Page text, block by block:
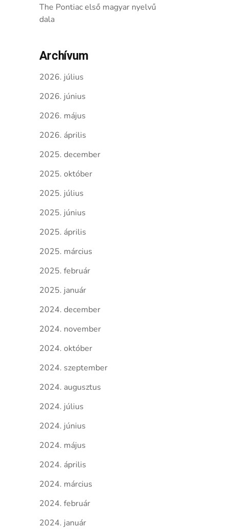
The Pontiac első magyar nyelvű
dala
Archívum
2026. július
2026. június
2026. május
2026. április
2025. december
2025. október
2025. július
2025. június
2025. április
2025. március
2025. február
2025. január
2024. december
2024. november
2024. október
2024. szeptember
2024. augusztus
2024. július
2024. június
2024. május
2024. április
2024. március
2024. február
2024. január